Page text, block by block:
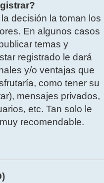
decisión la toman los
En algunos casos
temas y
registrado le dará
y/o ventajas que
como tener su
mensajes privados,
etc. Tan solo le
recomendable.